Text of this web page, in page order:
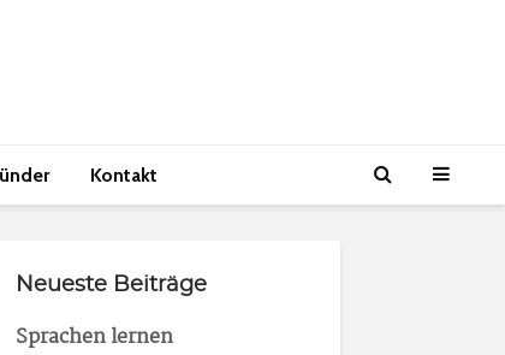
Kontakt
Neueste Beiträge
Sprachen lernen